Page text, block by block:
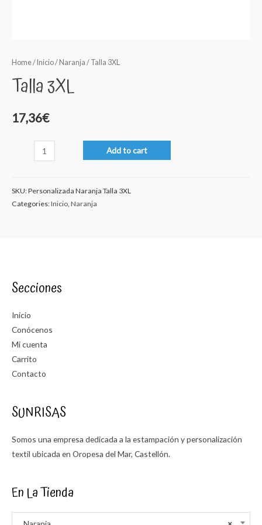
Home/ Inicio/ Naranja / Talla 3XL
Talla 3XL
17,36€
Add to cart
SKU:Personalizada Naranja Talla 3XL
Categories:Inicio, Naranja
Secciones
Inicio
Conócenos
Mi cuenta
Carrito
Contacto
SUNRISAS
Somos una empresa dedicada a la estampación y personalización
textil ubicada en Oropesa del Mar, Castellón.
En La Tienda